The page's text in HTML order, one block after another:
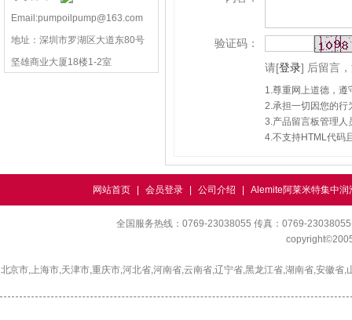
Email:pumpoilpump@163.com
地址：深圳市罗湖区大道东80号
坚雄商业大厦18楼1-2室
验证码：
请[登录] 后留言
1.尊重网上道德，
2.承担一切因您的行
3.产品留言板管理人
4.不支持HTML代码
网站首页 会员登录 公司介绍 Alemite阿莱米特集中润
全国服务热线：0769-23038055 传真：0769-
北京市,上海市,天津市,重庆市,河北省,河南省,云南省,辽宁省,黑龙江省,湖南省,安徽